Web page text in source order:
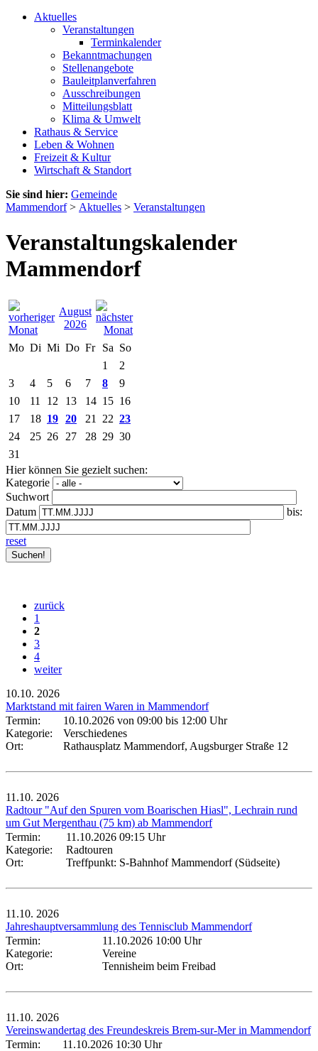
Aktuelles
Veranstaltungen
Terminkalender
Bekanntmachungen
Stellenangebote
Bauleitplanverfahren
Ausschreibungen
Mitteilungsblatt
Klima & Umwelt
Rathaus & Service
Leben & Wohnen
Freizeit & Kultur
Wirtschaft & Standort
Sie sind hier: Gemeinde
Mammendorf> Aktuelles > Veranstaltungen
Veranstaltungskalender
Mammendorf
August
2026
Mo Di Mi Do Fr Sa So
1
2
3
4 5 6 7 8
9
10
11 12 13 14 15 16
17
18 19 20 21 22 23
24
25 26 27 28 29 30
31
Hier können Sie gezielt suchen:
Kategorie
Suchwort
Datum
bis:
reset
zurück
1
2
3
4
weiter
10.10. 2026
Marktstand mit fairen Waren in Mammendorf
Termin:
10.10.2026 von 09:00 bis 12:00 Uhr
Kategorie:
Verschiedenes
Ort:
Rathausplatz Mammendorf, Augsburger Straße 12
11.10. 2026
Radtour "Auf den Spuren vom Boarischen Hiasl", Lechrain rund
um Gut Mergenthau (75 km) ab Mammendorf
Termin:
11.10.2026 09:15 Uhr
Kategorie:
Radtouren
Ort:
Treffpunkt: S-Bahnhof Mammendorf (Südseite)
11.10. 2026
Jahreshauptversammlung des Tennisclub Mammendorf
Termin:
11.10.2026 10:00 Uhr
Kategorie:
Vereine
Ort:
Tennisheim beim Freibad
11.10. 2026
Vereinswandertag des Freundeskreis Brem-sur-Mer in Mammendorf
Termin:
11.10.2026 10:30 Uhr